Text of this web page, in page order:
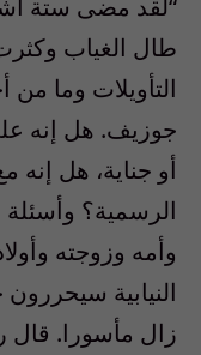
“لقد مضى ستة
طال الغياب
التأويلات وما من
جوزيف. هل إنه
أو جناية، هل إنه
الرسمية؟ وأسئلة
وأمه وزوجته
النيابية
زال مأسورا. قال